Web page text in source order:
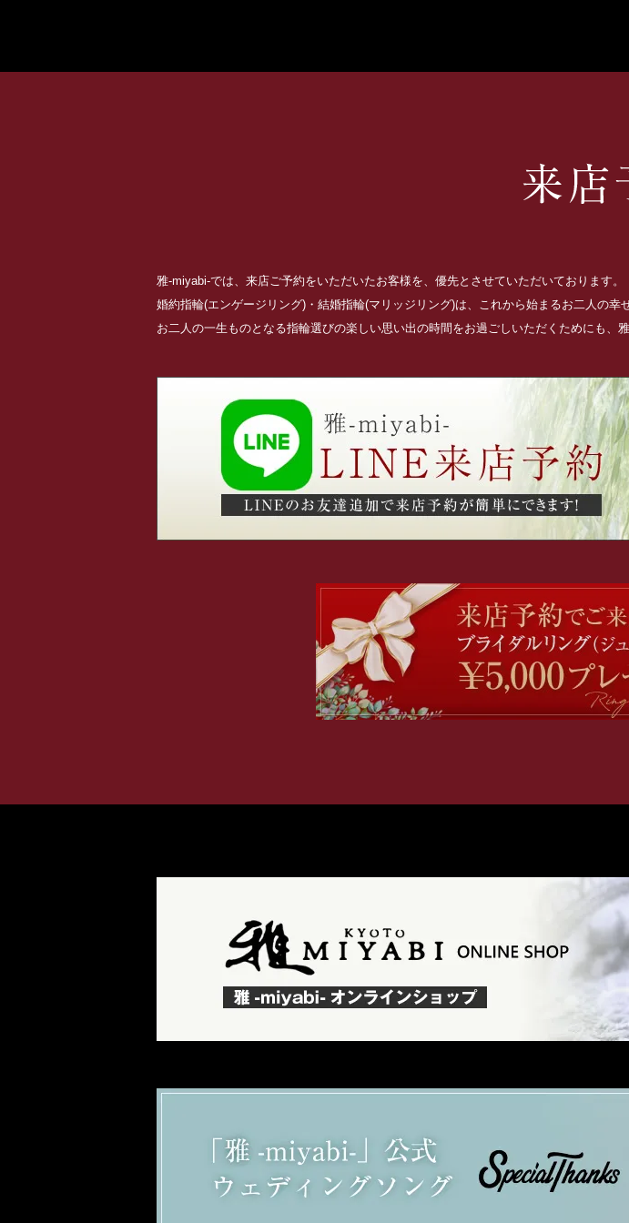
雅-miyabi-では、来店ご予約をいただいたお客様を、優先とさせていただいております。
婚約指輪(エンゲージリング)・結婚指輪(マリッジリング)は、これから始まるお二人の
お二人の一生ものとなる指輪選びの楽しい思い出の時間をお過ごしいただくためにも、